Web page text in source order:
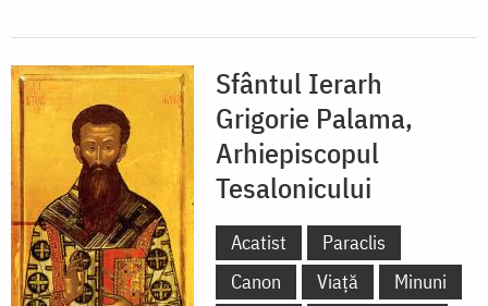
Sfântul Ierarh
Grigorie Palama,
Arhiepiscopul
Tesalonicului
Acatist
Paraclis
Canon
Viață
Minuni